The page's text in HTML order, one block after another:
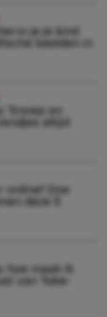
je je kind
beelden in
‘Snoep en
altijd
online? Doe
deze 5
hoe maak ik
van ‘fake-